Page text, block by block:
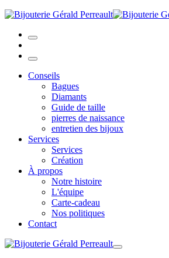
Conseils
Bagues
Diamants
Guide de taille
pierres de naissance
entretien des bijoux
Services
Services
Création
À propos
Notre histoire
L'équipe
Carte-cadeau
Nos politiques
Contact